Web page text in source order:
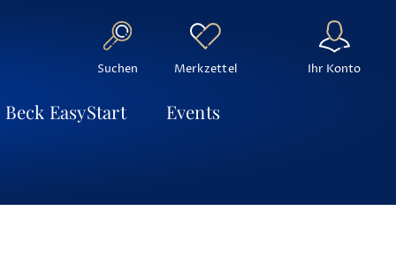
Beck EasyStart Events
Suchen Merkzettel Ihr Konto